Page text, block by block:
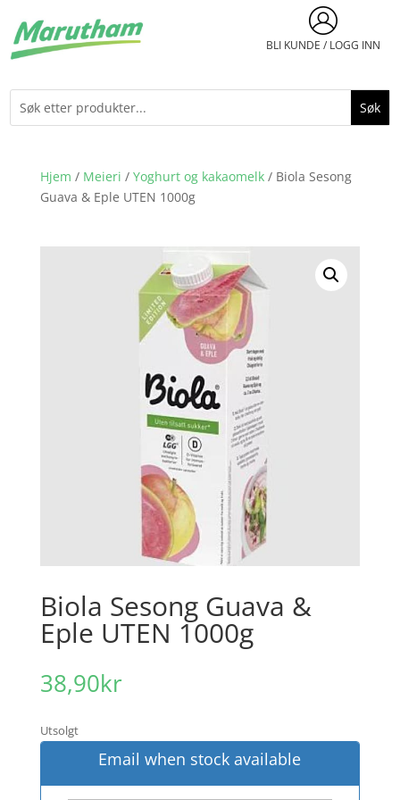
BLI KUNDE / LOGG INN
Hjem / Meieri / Yoghurt og kakaomelk/ Biola Sesong
Guava & Eple UTEN 1000g
Biola Sesong Guava &
Eple UTEN 1000g
38,90kr
Utsolgt
Email when stock available